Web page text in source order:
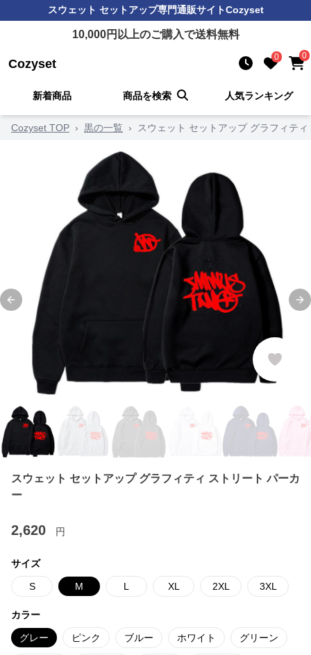
スウェット セットアップ専門通販サイトCozyset
10,000円以上のご購入で送料無料
Cozyset 0 0
新着商品 商品を検索 人気ランキング
Cozyset TOP › 黒の一覧 › スウェット セットアップ グラフィテ
Previous slide
スウェット セットアップ グラフィティ ストリート パーカ
ー
2,620 円
サイズ
S M L XL 2XL 3XL
カラー
グレー ピンク ブルー ホワイト グリーン